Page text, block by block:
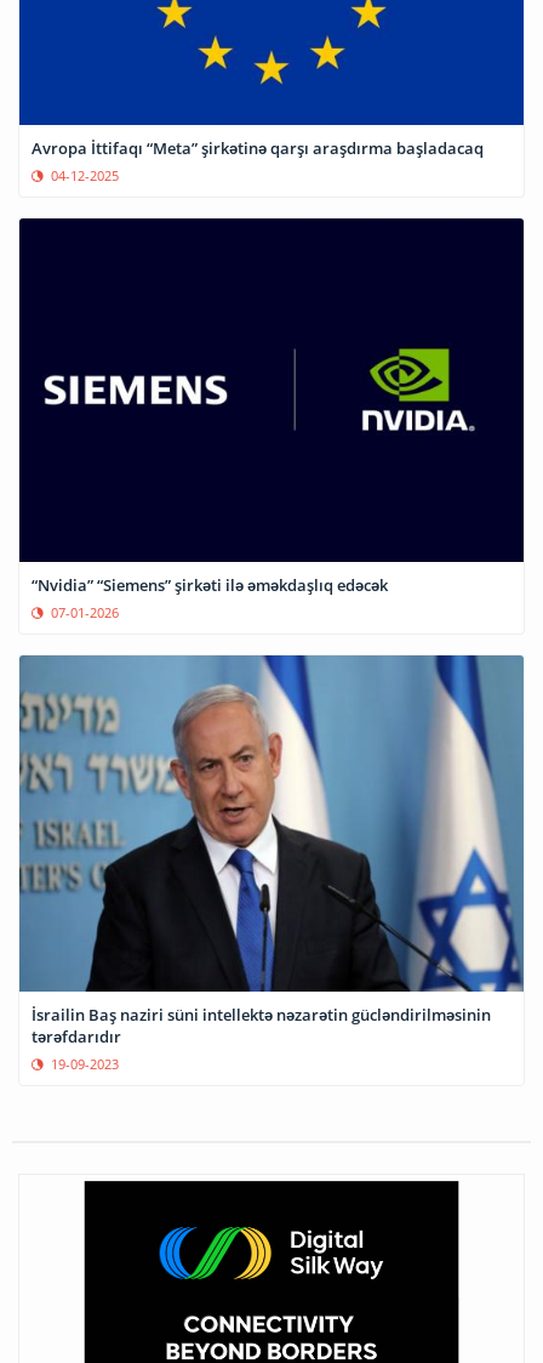
Avropa İttifaqı “Meta” şirkətinə qarşı araşdırma başladacaq
04-12-2025
“Nvidia” “Siemens” şirkəti ilə əməkdaşlıq edəcək
07-01-2026
İsrailin Baş naziri süni intellektə nəzarətin gücləndirilməsinin
tərəfdarıdır
19-09-2023